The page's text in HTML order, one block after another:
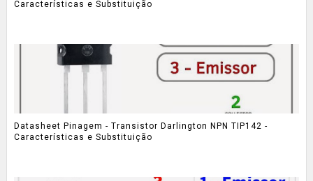
Características e Substituição
Datasheet Pinagem - Transistor Darlington NPN TIP142 -
Características e Substituição